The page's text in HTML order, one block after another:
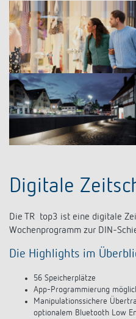
Digitale
Die TR top3 ist eine digitale
Wochenprogramm zur DIN-
Die Highlights im
56 Speicherplätze
App-Programmierung
Manipulationssichere
optionalem Bluetooth Low